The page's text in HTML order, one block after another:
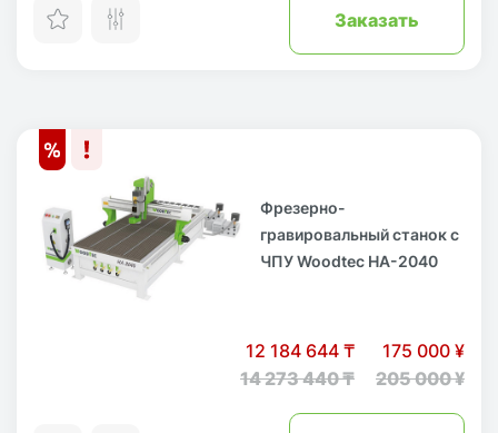
Заказать
Фрезерно-
гравировальный станок с
ЧПУ Woodtec HA-2040
12 184 644 ₸
14 273 440 ₸
175 000 ¥
205 000 ¥